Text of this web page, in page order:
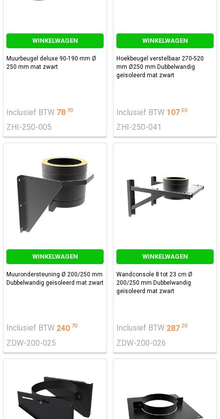
WINKELWAGEN
Muurbeugel deluxe 90-190 mm Ø
250 mm mat zwart
Inclusief BTW 78.70
ZHI-250-005
WINKELWAGEN
Hoekbeugel verstelbaar 270-520
mm Ø250 mm Dubbelwandig
geïsoleerd mat zwart
Inclusief BTW 107.50
ZHI-250-041
WINKELWAGEN
Muurondersteuning Ø 200/250 mm
Dubbelwandig geïsoleerd mat zwart
Inclusief BTW 240.70
ZDW-200-025
WINKELWAGEN
Wandconsole 8 tot 23 cm Ø
200/250 mm Dubbelwandig
geïsoleerd mat zwart
Inclusief BTW 287.20
ZDW-200-026